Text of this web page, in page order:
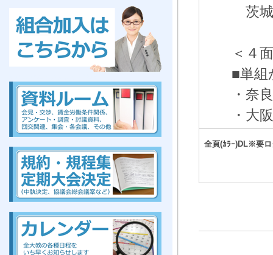
茨
＜４
■単組
・奈
・大
全頁(ｶﾗｰ)DL※要ロ